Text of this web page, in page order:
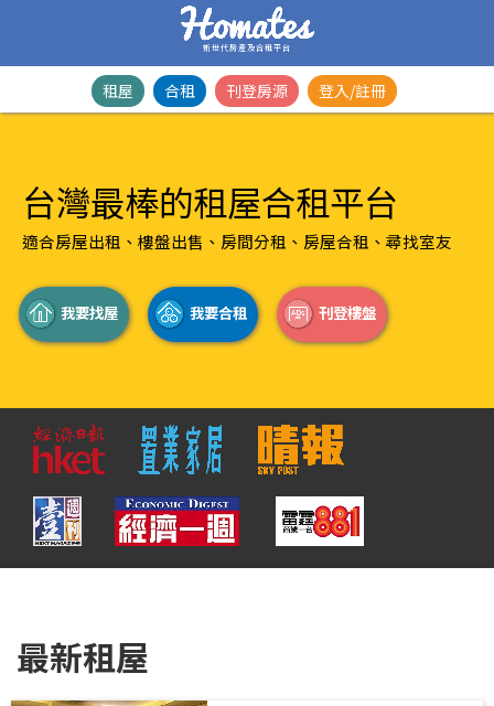
新世代房產及合租平台
租屋 合租 刊登房源 登入/註冊
台灣最棒的租屋合租平台
適合房屋出租、樓盤出售、房間分租、房屋合租、尋找室友
我要找屋 我要合租 刊登樓盤
最新租屋